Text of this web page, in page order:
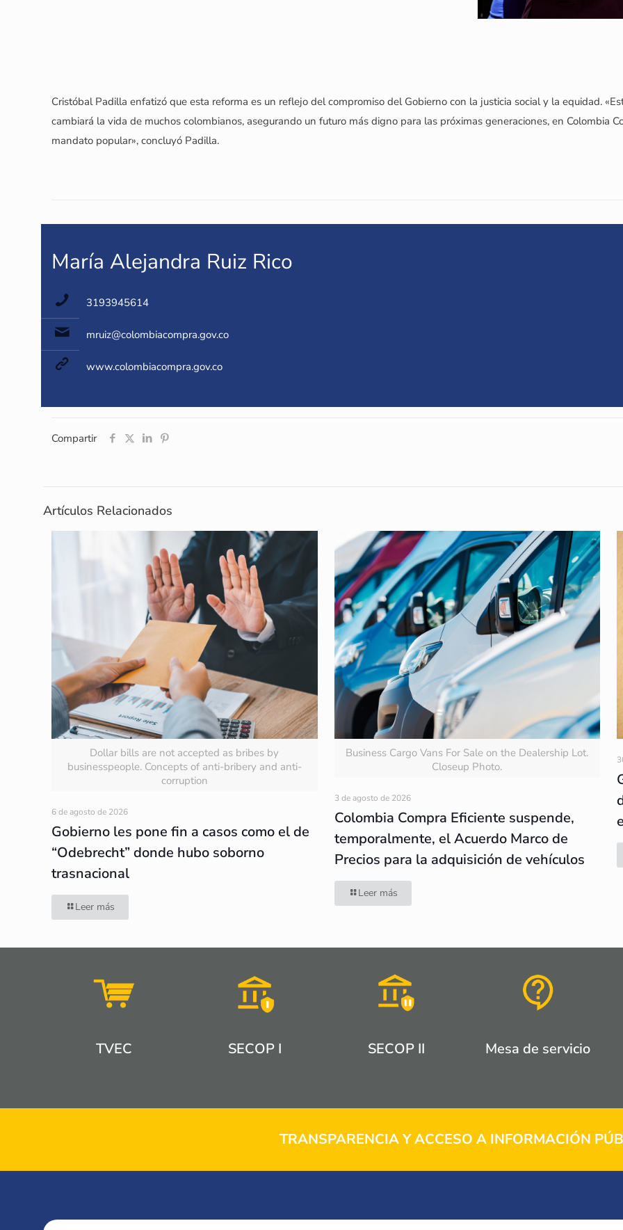
Cristóbal Padilla enfatizó que esta reforma es un reflejo del compromiso del Gobierno con la justicia social y la equidad.
cambiará la vida de muchos colombianos, asegurando un futuro más digno para las próximas generaciones, en Colombia
mandato popular», concluyó Padilla.
María Alejandra Ruiz Rico
3193945614
mruiz@colombiacompra.gov.co
www.colombiacompra.gov.co
Compartir
Artículos Relacionados
Dollar bills are not accepted as bribes by
businesspeople. Concepts of anti-bribery and anti-
corruption
6 de agosto de 2026
Gobierno les pone fin a casos como el de
“Odebrecht” donde hubo soborno
trasnacional
Leer más
Business Cargo Vans For Sale on the Dealership Lot.
Closeup Photo.
3 de agosto de 2026
Colombia Compra Eficiente suspende,
temporalmente, el Acuerdo Marco de
Precios para la adquisición de vehículos
Leer más
TVEC SECOP I SECOP II Mesa de servicio
TRANSPARENCIA Y ACCESO A INFORMACIÓN